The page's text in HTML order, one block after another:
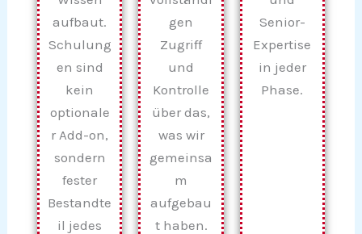
aufbaut.
Schulung
en sind
kein
optionale
r Add-on,
sondern
fester
Bestandte
il jedes
gen
Zugriff
und
Kontrolle
über das,
was wir
gemeinsa
m
aufgebau
t haben.
Senior-
Expertise
in jeder
Phase.